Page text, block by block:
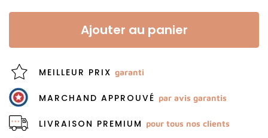
Ajouter au panier
MEILLEUR PRIX garanti
MARCHAND APPROUVÉ par avis garantis
LIVRAISON PREMIUM pour tous nos clients